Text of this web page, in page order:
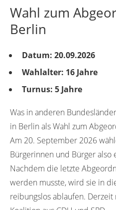
Wahl zum
Berlin
Datum: 20.09.2026
Wahlalter: 16 Jahre
Turnus: 5 Jahre
Was in anderen
in Berlin als Wahl zum
Am 20. September 2026
Bürgerinnen und Bürger also
Nachdem die letzte
werden musste, wird sie in
reibungslos ablaufen.